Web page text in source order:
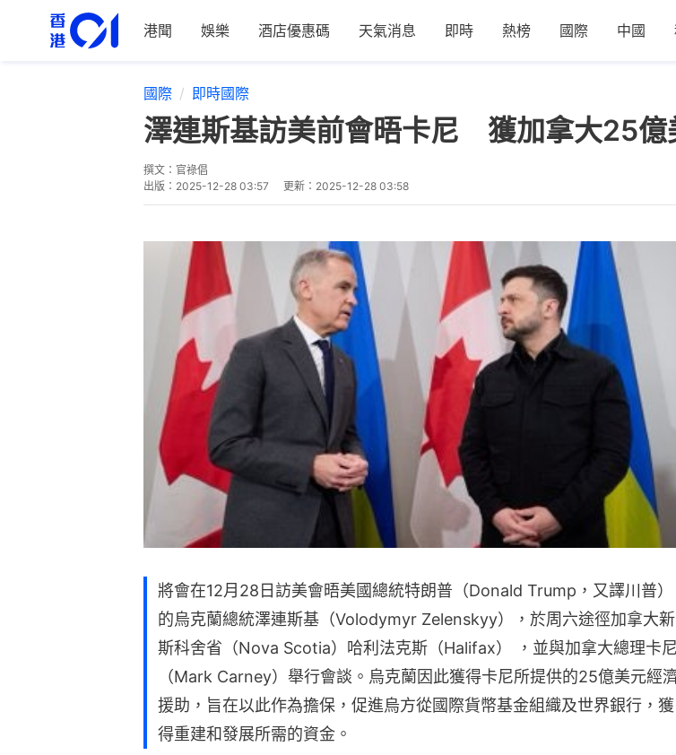
港聞 娛樂 酒店優惠碼 天氣消息 即時 熱榜 國際 中國
國際 即時國際
澤連斯基訪美前會晤卡尼 獲加拿大25億
撰文： 官祿倡
出版： 2025-12-28 03:57 更新： 2025-12-28 03:58
將會在12月28日訪美會晤美國總統特朗普（Donald Trump，又譯川普）
的烏克蘭總統澤連斯基（Volodymyr Zelenskyy），於周六途徑加拿大新
斯科舍省（Nova Scotia）哈利法克斯（Halifax） ，並與加拿大總理卡尼
（Mark Carney）舉行會談。烏克蘭因此獲得卡尼所提供的25億美元經
援助，旨在以此作為擔保，促進烏方從國際貨幣基金組織及世界銀行，獲
得重建和發展所需的資金。